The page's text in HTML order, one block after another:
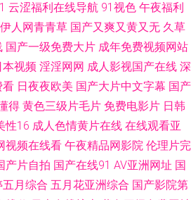
精品 91UU视频 草莓视屏s 麻豆视频爱豆传媒
线 九一桃色社区 亚洲色图国产精品 97影院午
三 91社区视频 黄色视频一六九区 性催残变态
久久 www页网页在线观看 午夜社区精品视频
91 天堂男人黄网 色色az 成人福利导航欧美
云涩福利在线导航 91视色 午夜福利
伊人网青青草 国产又爽又黄又无 久草
国产一级免费大片 成年免费视频网站
本视频 淫淫网网 成人影视国产在线 深
看 日夜夜欧美 国产大片中文字幕 国产
得 黄色三级片毛片 免费电影片 日韩
性16 成人色情黄片在线 在线观看亚
视频在线看 午夜精品网影院 伦理片完
产片自拍 国产在线91 AV亚洲网址 国
月综合 五月花亚洲综合 国产影院第